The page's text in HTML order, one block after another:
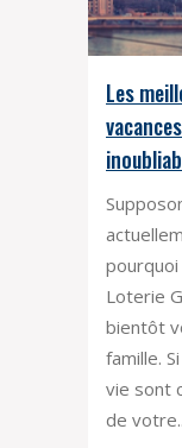
Les
Loterie
bientôt
famille.
vie sont
de